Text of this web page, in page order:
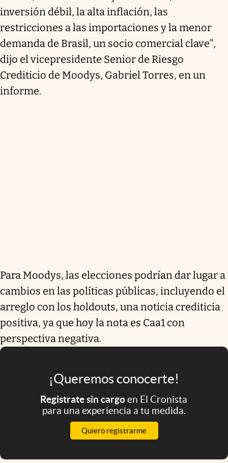
inversión débil, la alta inflación, las
restricciones a las importaciones y la menor
demanda de Brasil, un socio comercial clave",
dijo el vicepresidente Senior de Riesgo
Crediticio de Moodys, Gabriel Torres, en un
informe.
Para Moodys, las elecciones podrían dar lugar a
cambios en las políticas públicas, incluyendo el
arreglo con los holdouts, una noticia crediticia
positiva, ya que hoy la nota es Caa1 con
perspectiva negativa.
¡Queremos conocerte!
Registrate sin cargoen El Cronista
para una experiencia a tu medida.
Quiero registrarme